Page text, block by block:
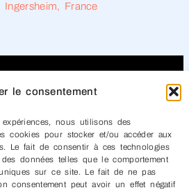
le consentement
nous utilisons des
cookies pour stocker et/ou accéder aux
Le fait de consentir à ces technologies
données telles que le comportement
sur ce site. Le fait de ne pas
consentement peut avoir un effet négatif
Ingersheim, France
le « FORMULAIRE »
vous répondrons dès
possible.